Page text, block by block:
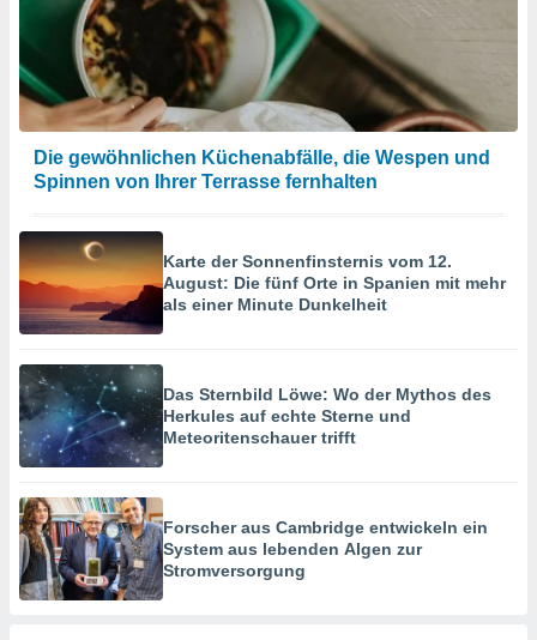
Die gewöhnlichen Küchenabfälle, die Wespen und
Spinnen von Ihrer Terrasse fernhalten
Karte der Sonnenfinsternis vom 12.
August: Die fünf Orte in Spanien mit mehr
als einer Minute Dunkelheit
Das Sternbild Löwe: Wo der Mythos des
Herkules auf echte Sterne und
Meteoritenschauer trifft
Forscher aus Cambridge entwickeln ein
System aus lebenden Algen zur
Stromversorgung